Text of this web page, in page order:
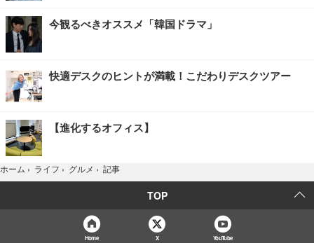
今観るべきオススメ「韓国ドラマ」
快適デスクのヒントが満載！こだわりデスクツアー
【進化するオフィス】
ホーム › ライフ › グルメ › 記事
TOP
Home X YouTube